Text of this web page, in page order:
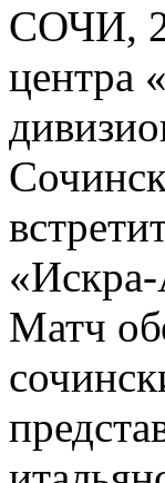
СОЧИ,
центра
Матч